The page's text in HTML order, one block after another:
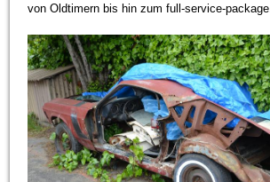
von Oldtimern bis hin zum full-service-package.